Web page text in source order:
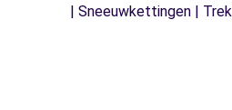
| Sneeuwkettingen |